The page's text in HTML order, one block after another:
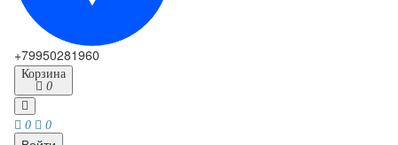
+79950281960
Корзина
0
0 0